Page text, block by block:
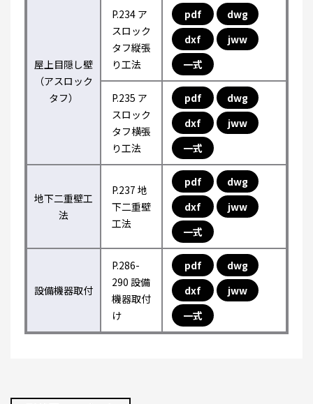
屋上目隠し壁
（アスロック
タフ）
P.234 ア
スロック
タフ縦張
り工法
pdf
dwg
dxf
jww
一式
P.235 ア
スロック
タフ横張
り工法
pdf
dwg
dxf
jww
一式
地下二重壁工
法
P.237 地
下二重壁
工法
pdf
dwg
dxf
jww
一式
設備機器取付
P.286-
290 設備
機器取付
け
pdf
dwg
dxf
jww
一式